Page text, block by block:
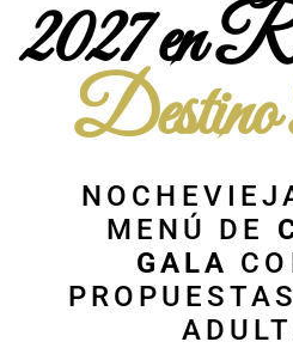
2027 en
MENÚ DE
GALA